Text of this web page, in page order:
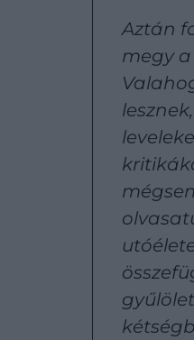
Aztán
megy